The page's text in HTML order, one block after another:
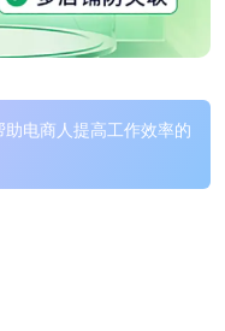
电商人提高工作效率的